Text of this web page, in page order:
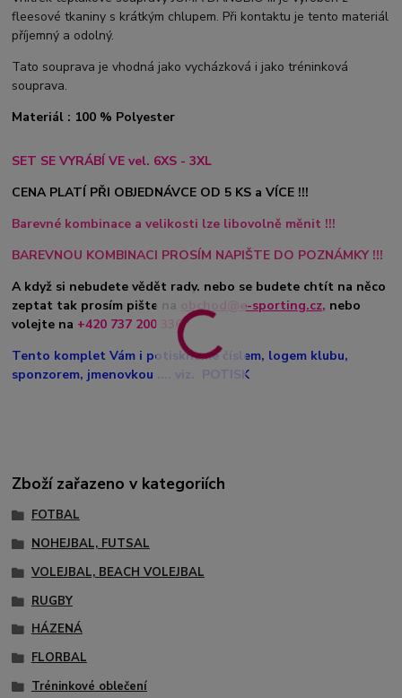
fleesové tkaniny s krátkým chlupem. Při kontaktu je tento materiál
příjemný a odolný.
Tato souprava je vhodná jako vycházková i jako tréninková
souprava.
Materiál : 100 % Polyester
SET SE VYRÁBÍ VE vel. 6XS - 3XL
CENA PLATÍ PŘI OBJEDNÁVCE OD 5 KS a VÍCE !!!
Barevné kombinace a velikosti lze libovolně měnit !!!
BAREVNOU KOMBINACI PROSÍM NAPIŠTE DO POZNÁMKY !!!
A když si nebudete vědět rady, nebo se budete chtít na něco
zeptat tak prosím pište na obchod@e-sporting.cz, nebo
volejte na +420 737 200 336
Tento komplet Vám i potiskneme číslem, logem klubu,
sponzorem, jmenovkou .... viz. POTISK
Zboží zařazeno v kategoriích
FOTBAL
NOHEJBAL, FUTSAL
VOLEJBAL, BEACH VOLEJBAL
RUGBY
HÁZENÁ
FLORBAL
Tréninkové oblečení